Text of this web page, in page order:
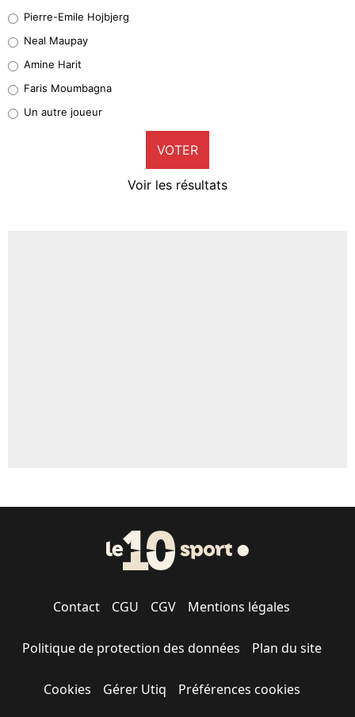
5%
1%
9%
Pierre-Emile Hojbjerg
Neal Maupay
Amine Harit
Faris Moumbagna
Un autre joueur
VOTER
Voir les résultats
Contact CGU CGV Mentions légales
Politique de protection des données Plan du site
Cookies Gérer Utiq Préférences cookies